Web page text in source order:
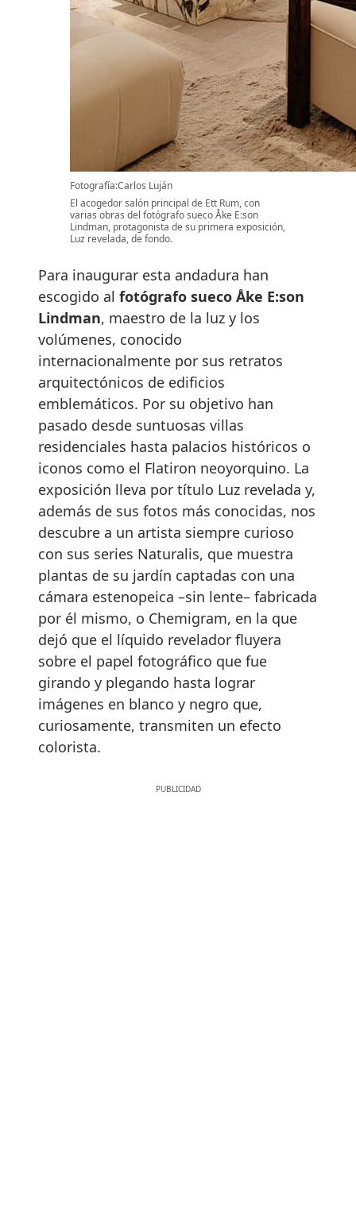
Fotografía:Carlos Luján
El acogedor salón principal de Ett Rum, con
varias obras del fotógrafo sueco Åke E:son
Lindman, protagonista de su primera exposición,
Luz revelada, de fondo.
Para inaugurar esta andadura han
escogido al fotógrafo sueco Åke E:son
Lindman, maestro de la luz y los
volúmenes, conocido
internacionalmente por sus retratos
arquitectónicos de edificios
emblemáticos. Por su objetivo han
pasado desde suntuosas villas
residenciales hasta palacios históricos o
iconos como el Flatiron neoyorquino. La
exposición lleva por título Luz revelada y,
además de sus fotos más conocidas, nos
descubre a un artista siempre curioso
con sus series Naturalis, que muestra
plantas de su jardín captadas con una
cámara estenopeica –sin lente– fabricada
por él mismo, o Chemigram, en la que
dejó que el líquido revelador fluyera
sobre el papel fotográfico que fue
girando y plegando hasta lograr
imágenes en blanco y negro que,
curiosamente, transmiten un efecto
colorista.